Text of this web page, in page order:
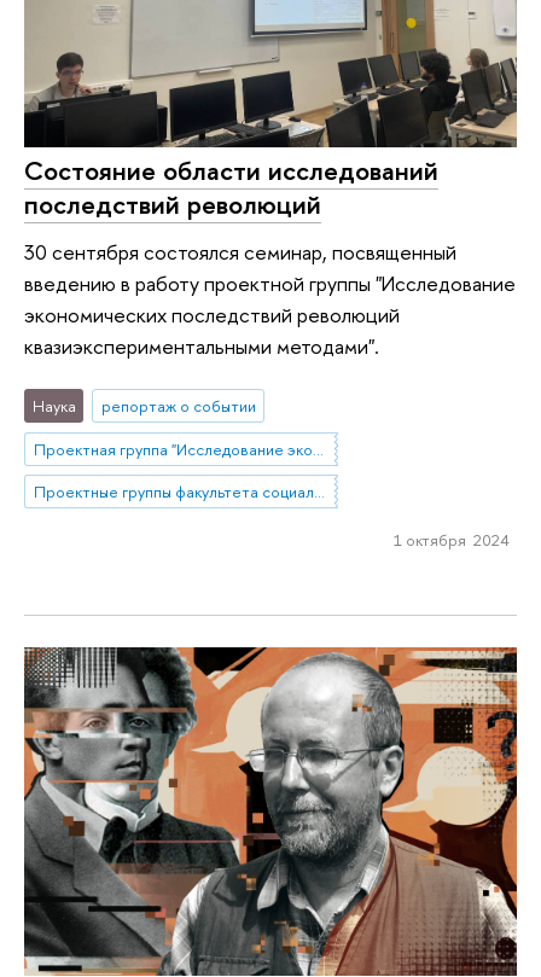
Состояние области исследований
последствий революций
30 сентября состоялся семинар, посвященный
введению в работу проектной группы "Исследование
экономических последствий революций
квазиэкспериментальными методами".
Наука
репортаж о событии
Проектная группа "Исследование экономических последствий революций квазиэкспериментальными методами"
Проектные группы факультета социальных наук
1 октября 2024